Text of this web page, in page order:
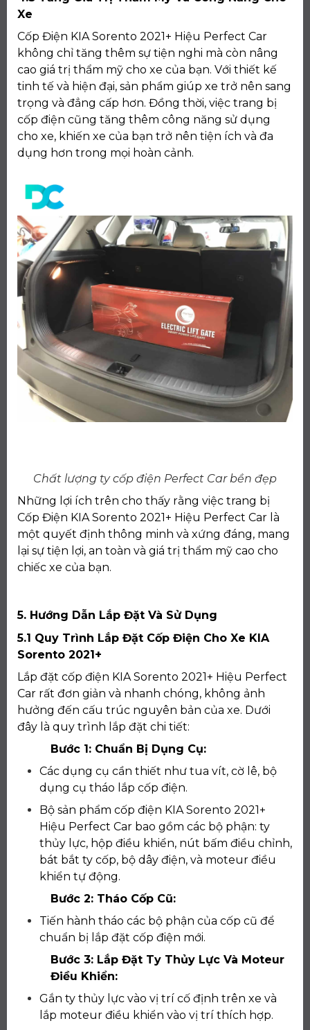
Xe
Cốp Điện KIA Sorento 2021+ Hiệu Perfect Car
không chỉ tăng thêm sự tiện nghi mà còn nâng
cao giá trị thẩm mỹ cho xe của bạn. Với thiết kế
tinh tế và hiện đại, sản phẩm giúp xe trở nên sang
trọng và đẳng cấp hơn. Đồng thời, việc trang bị
cốp điện cũng tăng thêm công năng sử dụng
cho xe, khiến xe của bạn trở nên tiện ích và đa
dụng hơn trong mọi hoàn cảnh.
Chất lượng ty cốp điện Perfect Car bền đẹp
Những lợi ích trên cho thấy rằng việc trang bị
Cốp Điện KIA Sorento 2021+ Hiệu Perfect Car là
một quyết định thông minh và xứng đáng, mang
lại sự tiện lợi, an toàn và giá trị thẩm mỹ cao cho
chiếc xe của bạn.
5. Hướng Dẫn Lắp Đặt Và Sử Dụng
5.1 Quy Trình Lắp Đặt Cốp Điện Cho Xe KIA
Sorento 2021+
Lắp đặt cốp điện KIA Sorento 2021+ Hiệu Perfect
Car rất đơn giản và nhanh chóng, không ảnh
hưởng đến cấu trúc nguyên bản của xe. Dưới
đây là quy trình lắp đặt chi tiết:
Bước 1: Chuẩn Bị Dụng Cụ:
Các dụng cụ cần thiết như tua vít, cờ lê, bộ
dụng cụ tháo lắp cốp điện.
Bộ sản phẩm cốp điện KIA Sorento 2021+
Hiệu Perfect Car bao gồm các bộ phận: ty
thủy lực, hộp điều khiển, nút bấm điều chỉnh,
bát bắt ty cốp, bộ dây điện, và moteur điều
khiển tự động.
Bước 2: Tháo Cốp Cũ:
Tiến hành tháo các bộ phận của cốp cũ để
chuẩn bị lắp đặt cốp điện mới.
Bước 3: Lắp Đặt Ty Thủy Lực Và Moteur
Điều Khiển:
Gắn ty thủy lực vào vị trí cố định trên xe và
lắp moteur điều khiển vào vị trí thích hợp.